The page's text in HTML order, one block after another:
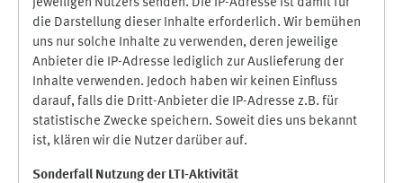
jeweiligen Nutzers senden. Die IP-Adresse ist damit für
die Darstellung dieser Inhalte erforderlich. Wir bemühen
uns nur solche Inhalte zu verwenden, deren jeweilige
Anbieter die IP-Adresse lediglich zur Auslieferung der
Inhalte verwenden. Jedoch haben wir keinen Einfluss
darauf, falls die Dritt-Anbieter die IP-Adresse z.B. für
statistische Zwecke speichern. Soweit dies uns bekannt
ist, klären wir die Nutzer darüber auf.
Sonderfall Nutzung der LTI-Aktivität